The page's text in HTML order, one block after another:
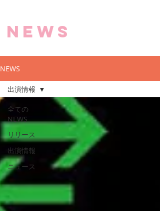
NEWS
NEWS
全ての
NEWS
リリース
出演情報
ニュース
出演情報